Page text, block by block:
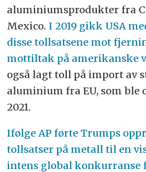
aluminiumsprodukter fra
Mexico. I 2019 gikk USA
disse tollsatsene mot
mottiltak på amerikanske
også lagt toll på import av
aluminium fra EU, som ble
2021.
Ifølge AP førte Trumps
tollsatser på metall til en
intens global konkurranse